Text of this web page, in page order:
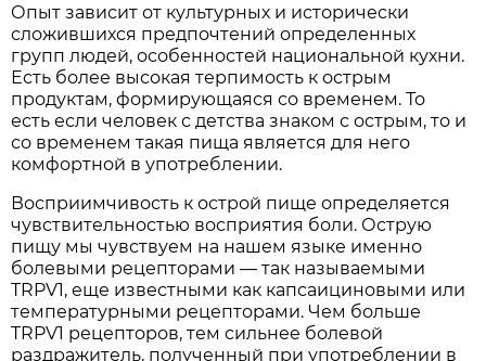
Опыт зависит от культурных и исторически
сложившихся предпочтений определенных
групп людей, особенностей национальной кухни.
Есть более высокая терпимость к острым
продуктам, формирующаяся со временем. То
есть если человек с детства знаком с острым, то и
со временем такая пища является для него
комфортной в употреблении.
Восприимчивость к острой пище определяется
чувствительностью восприятия боли. Острую
пищу мы чувствуем на нашем языке именно
болевыми рецепторами — так называемыми
TRPV1, еще известными как капсаициновыми или
температурными рецепторами. Чем больше
TRPV1 рецепторов, тем сильнее болевой
раздражитель, полученный при употреблении в